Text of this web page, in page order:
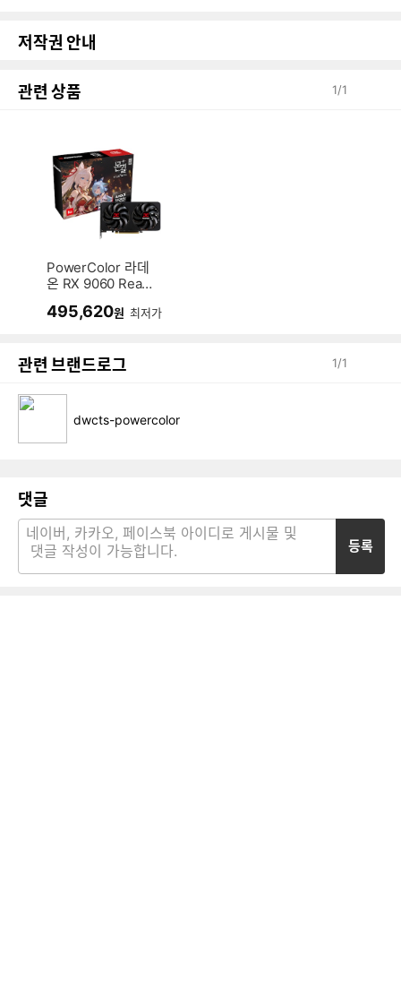
저작권 안내
관련 상품 1/1
PowerColor 라데
온 RX 9060 Reape
타다이브 에디션
495,620원 최저가
관련 브랜드로그 1/1
dwcts-powercolor
댓글
등록